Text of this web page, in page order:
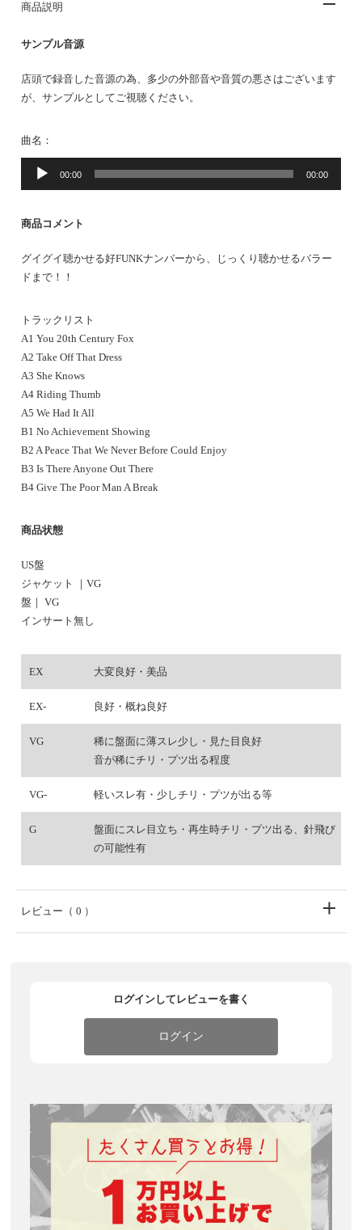
商品説明
サンプル音源
店頭で録音した音源の為、多少の外部音や音質の悪さはございます
が、サンプルとしてご視聴ください。
曲名：
音
ー
00:00 00:00
商品コメント
グイグイ聴かせる好FUNKナンバーから、じっくり聴かせるバラー
ドまで！！
トラックリスト
A1 You 20th Century Fox
A2 Take Off That Dress
A3 She Knows
A4 Riding Thumb
A5 We Had It All
B1 No Achievement Showing
B2 A Peace That We Never Before Could Enjoy
B3 Is There Anyone Out There
B4 Give The Poor Man A Break
商品状態
US盤
ジャケット ｜VG
盤｜ VG
インサート無し
EX 大変良好・美品
EX- 良好・概ね良好
VG
稀に盤面に薄スレ少し・見た目良好
音が稀にチリ・プツ出る程度
VG- 軽いスレ有・少しチリ・プツが出る等
G
盤面にスレ目立ち・再生時チリ・プツ出る、針飛び
の可能性有
レビュー （ 0 ）
ログインしてレビューを書く
ログイン